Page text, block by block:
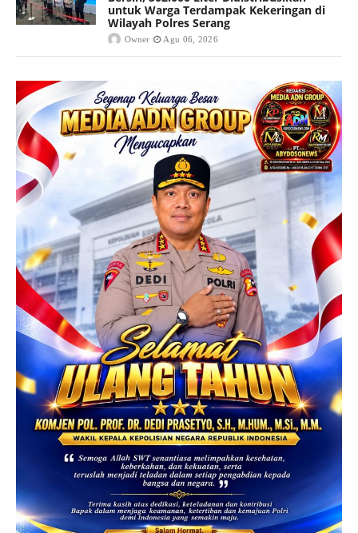
untuk Warga Terdampak Kekeringan di
Wilayah Polres Serang
Owner Agu 06, 2026